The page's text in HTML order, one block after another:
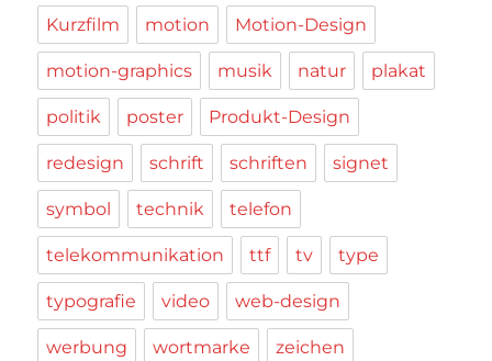
Kurzfilm motion Motion-Design
motion-graphics musik natur plakat
politik poster Produkt-Design
redesign schrift schriften signet
symbol technik telefon
telekommunikation ttf tv type
typografie video web-design
werbung wortmarke zeichen